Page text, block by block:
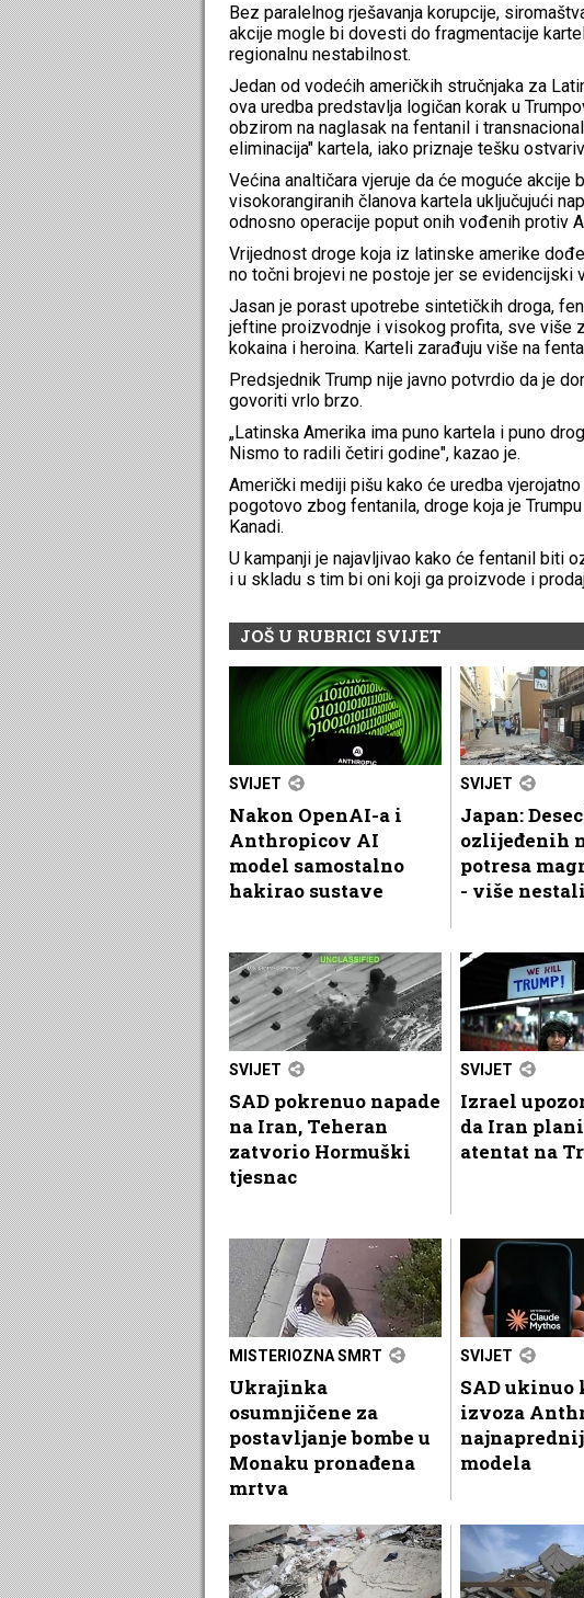
Bez paralelnog rješavanja korupcije,
akcije mogle bi dovesti do fragmentacije
regionalnu nestabilnost.
Jedan od vodećih američkih stručnjaka za
ova uredba predstavlja logičan korak u
obzirom na naglasak na fentanil i
eliminacija" kartela, iako priznaje tešku
Većina analtičara vjeruje da će moguće
visokorangiranih članova kartela uključujući
odnosno operacije poput onih vođenih protiv
Vrijednost droge koja iz latinske amerike
no točni brojevi ne postoje jer se evidencijski
Jasan je porast upotrebe sintetičkih droga,
jeftine proizvodnje i visokog profita, sve više
kokaina i heroina. Karteli zarađuju više na
Predsjednik Trump nije javno potvrdio da je
govoriti vrlo brzo.
„Latinska Amerika ima puno kartela i puno
Nismo to radili četiri godine", kazao je.
Američki mediji pišu kako će uredba
pogotovo zbog fentanila, droge koja je
Kanadi.
U kampanji je najavljivao kako će fentanil biti
i u skladu s tim bi oni koji ga proizvode i
JOŠ U RUBRICI SVIJET
SVIJET
Nakon OpenAI-a i
Anthropicov AI
model samostalno
hakirao sustave
SVIJET
Japan:
ozlijeđenih
potresa
- više
SVIJET
SAD pokrenuo napade
na Iran, Teheran
zatvorio Hormuški
tjesnac
SVIJET
Izrael
da Iran
atentat na
MISTERIOZNA SMRT
Ukrajinka
osumnjičene za
postavljanje bombe u
Monaku pronađena
mrtva
SVIJET
SAD ukinuo
izvoza
modela